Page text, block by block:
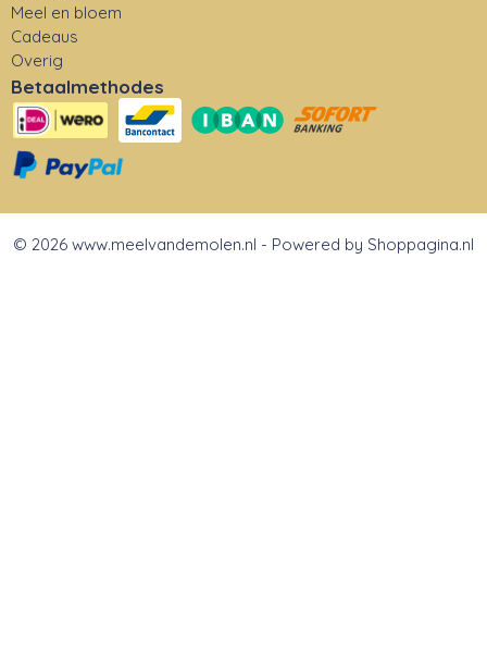
Meel en bloem
Cadeaus
Overig
Betaalmethodes
© 2026 www.meelvandemolen.nl - Powered by Shoppagina.nl